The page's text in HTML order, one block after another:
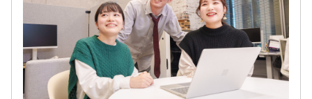
試用期間3カ月
※条件の変更なし